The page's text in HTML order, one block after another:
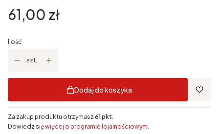
Cena
61,00 zł
Ilość
szt.
Dodaj do koszyka
Za zakup produktu otrzymasz 61 pkt.
Dowiedz sięwięcej o programie lojalnościowym.